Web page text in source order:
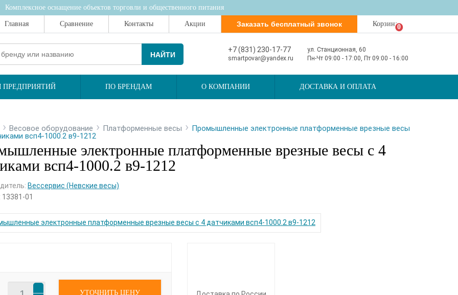
Комплексное оснащение объектов торговли и общественного питания
Главная Сравнение Контакты Акции Заказать бесплатный звонок Корзина0
НАЙТИ
+7 (831) 230-17-77
ул. Станционная, 60
smartpovar@yandex.ru
Пн-Чт 09:00 - 17:00, Пт 09:00 - 16:00
ПО БРЕНДАМ О КОМПАНИИ ДОСТАВКА И ОПЛАТА
› Весовое оборудование › Платформенные весы › Промышленные электронные платформенные врезные весы
всп4-1000.2 в9-1212
электронные платформенные врезные весы с 4
всп4-1000.2 в9-1212
Вессервис (Невские весы)
13381-01
УТОЧНИТЬ ЦЕНУ